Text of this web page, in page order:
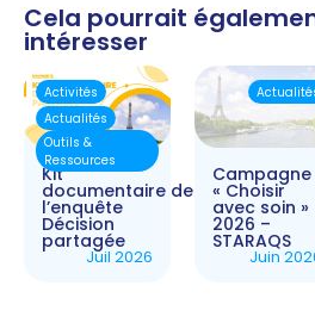
Cela pourrait
intéresser
Kit
documentaire de
l’enquête
Décision
partagée
Juil 2026
Activités
Actualités
Outils &
Ressources
Campagne
« Choisir
avec soin »
2026 –
STARAQS
Juin